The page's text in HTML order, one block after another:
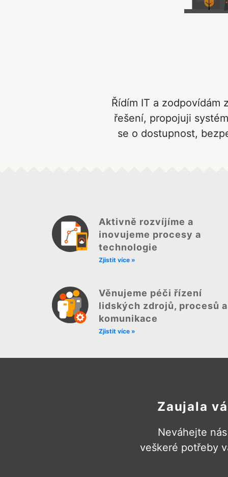
Řídím IT a zodpovídám
řešení, propojuji
se o dostupnost,
Aktivně rozvíjíme a
inovujeme procesy a
technologie
Zjistit více »
Věnujeme péči řízení
lidských zdrojů, procesů a
komunikace
Zjistit více »
Zaujala
Neváhejte
veškeré potřeby